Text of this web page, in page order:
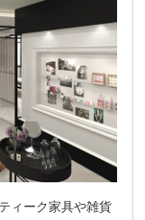
ィーク家具や雑貨